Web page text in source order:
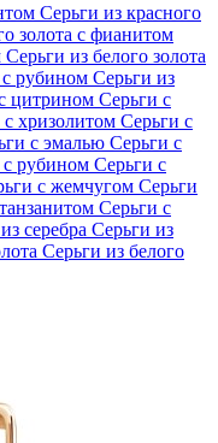
Серьги из красного
золота с фианитом
Серьги из белого золота
с рубином Серьги из
цитрином Серьги с
хризолитом Серьги с
с эмалью Серьги с
рубином Серьги с
с жемчугом Серьги
Серьги с
серебра Серьги из
Серьги из белого